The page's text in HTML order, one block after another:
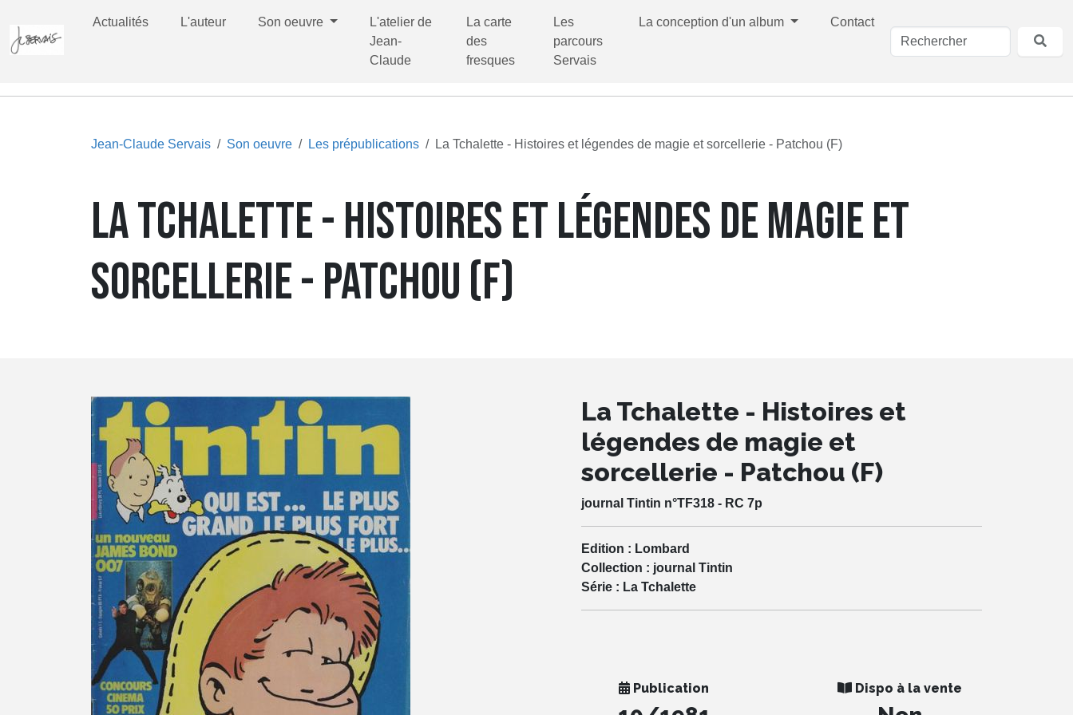
Actualités L'auteur Son oeuvre
L'atelier de
Jean-
Claude
La carte
des
fresques
Les
parcours
Servais
La conception d'un album Contact
Jean-Claude Servais Son oeuvre Les prépublications La Tchalette - Histoires et légendes de magie et sorcellerie - Patchou (F)
LA TCHALETTE - HISTOIRES ET LÉGENDES DE MAGIE ET
SORCELLERIE - PATCHOU (F)
La Tchalette - Histoires et
légendes de magie et
sorcellerie - Patchou (F)
journal Tintin n°TF318 - RC 7p
Edition : Lombard
Collection : journal Tintin
Série : La Tchalette
Publication Dispo à la vente